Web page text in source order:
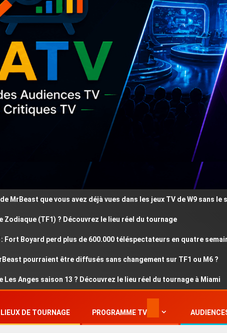
que vous avez déjà vues dans les jeux TV de W9 sans le
(TF1) ? Découvrez le lieu réel du tournage
Boyard perd plus de 600.000 téléspectateurs en quatre
pourraient être diffusés sans changement sur TF1 ou M6 ?
Anges saison 13 ? Découvrez le lieu réel du tournage à Miami
LIEUX DE TOURNAGE PROGRAMME TV